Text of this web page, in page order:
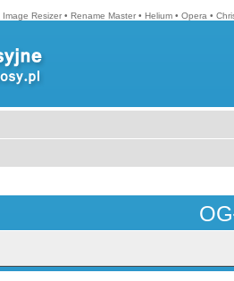
Image Resizer • Rename Master • Helium • Opera •